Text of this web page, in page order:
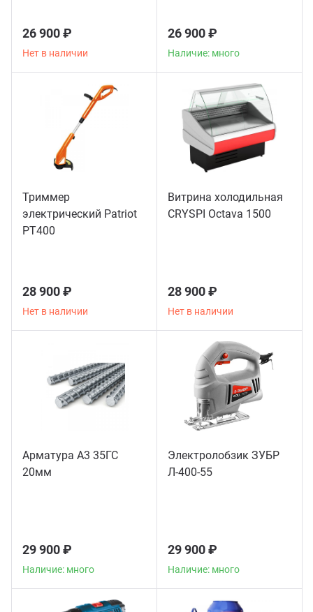
26 900 ₽
Нет в наличии
26 900 ₽
Наличие: много
Триммер
электрический Patriot
РТ400
28 900 ₽
Нет в наличии
Витрина холодильная
CRYSPI Octava 1500
28 900 ₽
Нет в наличии
Арматура А3 35ГС
20мм
29 900 ₽
Наличие: много
Электролобзик ЗУБР
Л-400-55
29 900 ₽
Наличие: много